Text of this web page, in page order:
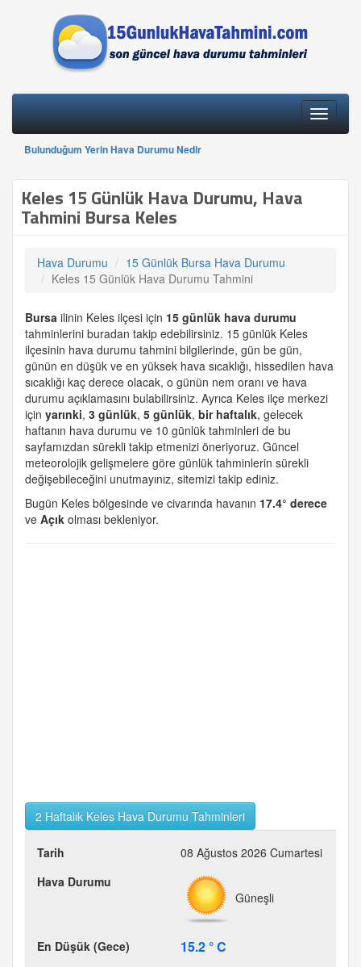
Toggle
Bulunduğum Yerin Hava Durumu Nedir
Keles 15 Günlük Hava Durumu, Hava
Tahmini Bursa Keles
Hava Durumu
15 Günlük Bursa Hava Durumu
Keles 15 Günlük Hava Durumu Tahmini
Bursa ilinin Keles ilçesi için 15 günlük hava durumu
tahminlerini buradan takip edebilirsiniz. 15 günlük Keles
ilçesinin hava durumu tahmini bilgilerinde, gün be gün,
günün en düşük ve en yüksek hava sıcaklığı, hissedilen hava
sıcaklığı kaç derece olacak, o günün nem oranı ve hava
durumu açıklamasını bulabilirsiniz. Ayrıca Keles ilçe merkezi
için yarınki, 3 günlük, 5 günlük, bir haftalık, gelecek
haftanın hava durumu ve 10 günlük tahminleri de bu
sayfamızdan sürekli takip etmenizi öneriyoruz. Güncel
meteorolojik gelişmelere göre günlük tahminlerin sürekli
değişebileceğini unutmayınız, sitemizi takip ediniz.
Bugün Keles bölgesinde ve civarında havanın 17.4° derece
ve Açık olması bekleniyor.
2 Haftalık Keles Hava Durumu Tahminleri
08 Ağustos 2026 Cumartesi
Güneşli
15.2 ° C